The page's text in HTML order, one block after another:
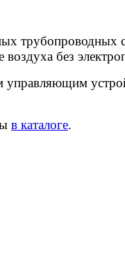
трубопроводных
без
управляющим
в каталоге.